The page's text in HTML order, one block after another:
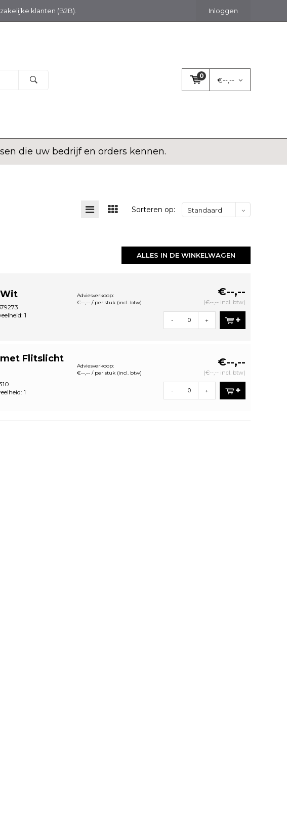
klanten (B2B). Inloggen
0
€--,--
over bestellingen en leveringen.
Sorteren op: Standaard
ALLES IN DE WINKELWAGEN
1
€--,--
Adviesverkoop:
€--,-- / per stuk (incl. btw)
(€--,-- incl. btw)
- +
Flitslicht
1
€--,--
Adviesverkoop:
€--,-- / per stuk (incl. btw)
(€--,-- incl. btw)
- +